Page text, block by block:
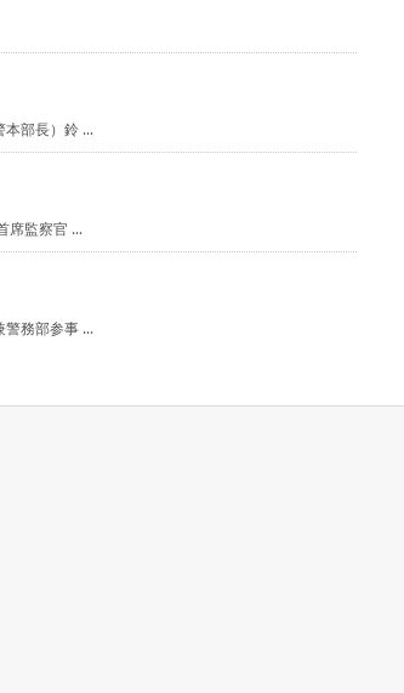
部長）鈴 ...
席監察官 ...
務部参事 ...